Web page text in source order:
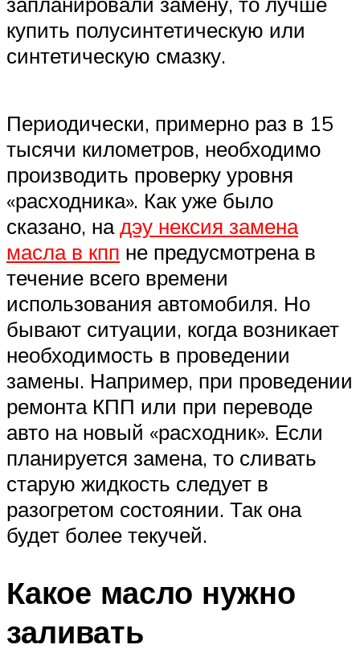
купить полусинтетическую или
синтетическую смазку.
Периодически, примерно раз в 15
тысячи километров, необходимо
производить проверку уровня
«расходника». Как уже было
сказано, надэу нексия замена
масла в кпп не предусмотрена в
течение всего времени
использования автомобиля. Но
бывают ситуации, когда возникает
необходимость в проведении
замены. Например, при проведении
ремонта КПП или при переводе
авто на новый «расходник». Если
планируется замена, то сливать
старую жидкость следует в
разогретом состоянии. Так она
будет более текучей.
Какое масло нужно
заливать